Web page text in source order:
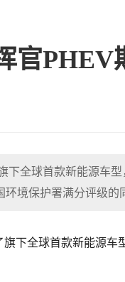
官PHEV
下全球首款新能源车
环境保护署满分评级的
下全球首款新能源车